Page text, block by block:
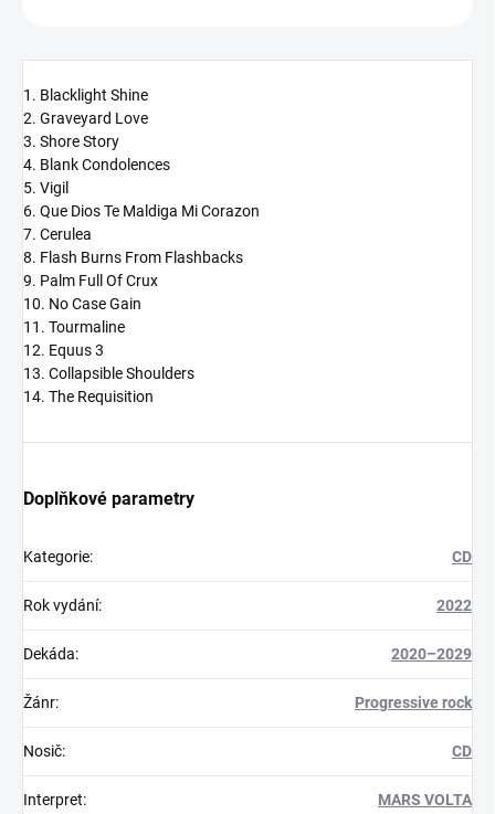
1. Blacklight Shine
2. Graveyard Love
3. Shore Story
4. Blank Condolences
5. Vigil
6. Que Dios Te Maldiga Mi Corazon
7. Cerulea
8. Flash Burns From Flashbacks
9. Palm Full Of Crux
10. No Case Gain
11. Tourmaline
12. Equus 3
13. Collapsible Shoulders
14. The Requisition
Doplňkové parametry
Kategorie: CD
Rok vydání: 2022
Dekáda: 2020–2029
Žánr: Progressive rock
Nosič: CD
Interpret: MARS VOLTA